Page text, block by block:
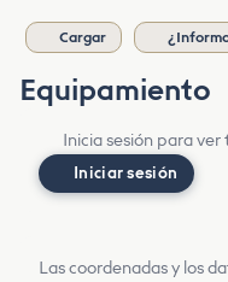
Cargar
Equipamiento
Inicia sesión para
Iniciar sesión
Las coordenadas y los